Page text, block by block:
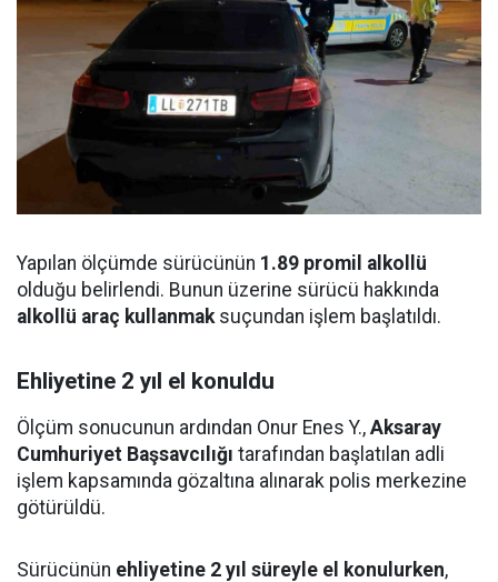
Yapılan ölçümde sürücünün 1.89 promil alkollü
olduğu belirlendi. Bunun üzerine sürücü hakkında
alkollü araç kullanmak suçundan işlem başlatıldı.
Ehliyetine 2 yıl el konuldu
Ölçüm sonucunun ardından Onur Enes Y., Aksaray
Cumhuriyet Başsavcılığı tarafından başlatılan adli
işlem kapsamında gözaltına alınarak polis merkezine
götürüldü.
Sürücünün ehliyetine 2 yıl süreyle el konulurken,